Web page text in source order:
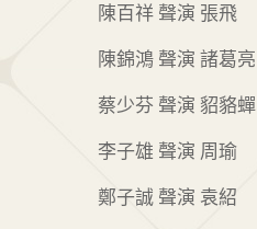
陳百祥 聲演 張飛
陳錦鴻 聲演 諸葛亮
蔡少芬 聲演 貂貉蟬
李子雄 聲演 周瑜
鄭子誠 聲演 袁紹